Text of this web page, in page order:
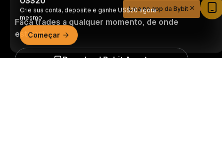
Faça trades a qualquer momento, de onde
estiver!
Download Bybit App
Crie sua conta, deposite e ganhe US$20 agora
mesmo
Leia no app da Bybit